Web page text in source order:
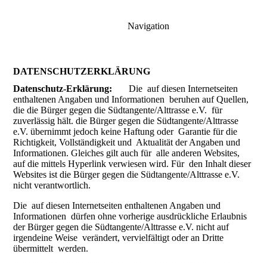
Navigation
DATENSCHUTZERKLÄRUNG
Datenschutz-Erklärung: Die auf diesen Internetseiten
enthaltenen Angaben und Informationen beruhen auf Quellen,
die die Bürger gegen die Südtangente/Alttrasse e.V. für
zuverlässig hält. die Bürger gegen die Südtangente/Alttrasse
e.V. übernimmt jedoch keine Haftung oder Garantie für die
Richtigkeit, Vollständigkeit und Aktualität der Angaben und
Informationen. Gleiches gilt auch für alle anderen Websites,
auf die mittels Hyperlink verwiesen wird. Für den Inhalt dieser
Websites ist die Bürger gegen die Südtangente/Alttrasse e.V.
nicht verantwortlich.
Die auf diesen Internetseiten enthaltenen Angaben und
Informationen dürfen ohne vorherige ausdrückliche Erlaubnis
der Bürger gegen die Südtangente/Alttrasse e.V. nicht auf
irgendeine Weise verändert, vervielfältigt oder an Dritte
übermittelt werden.